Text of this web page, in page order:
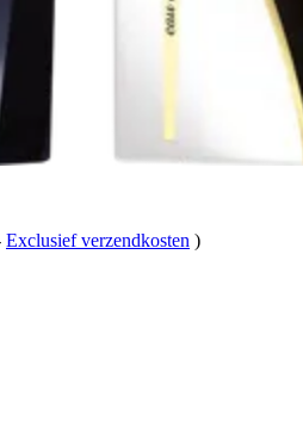
Exclusief verzendkosten )